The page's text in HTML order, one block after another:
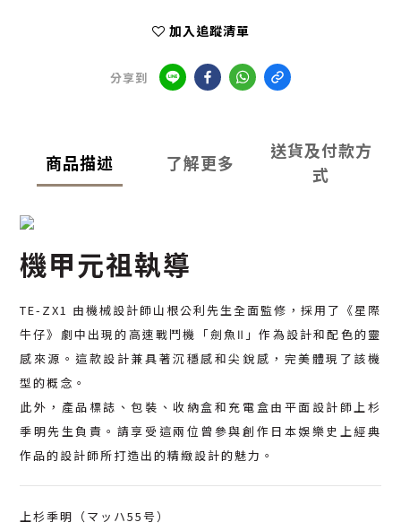
加入追蹤清單
分享到
商品描述 了解更多
送貨及付款方
式
機甲元祖執導
TE-ZX1 由機械設計師山根公利先生全面監修，採用了《星際
牛仔》劇中出現的高速戰鬥機「劍魚Ⅱ」作為設計和配色的靈
感來源。這款設計兼具著沉穩感和尖銳感，完美體現了該機
型的概念。
此外，產品標誌、包裝、收納盒和充電盒由平面設計師上杉
季明先生負責。請享受這兩位曾參與創作日本娛樂史上經典
作品的設計師所打造出的精緻設計的魅力。
上杉季明（マッハ55号）